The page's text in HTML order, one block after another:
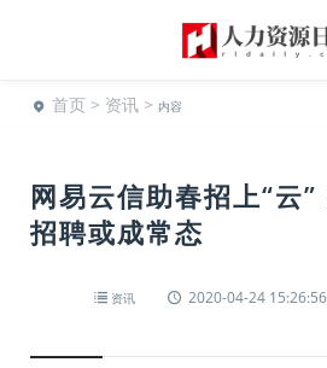
首页 > 资讯 > 内容
网易云信助春招上“云
招聘或成常态
资讯 2020-04-24 15:26:56